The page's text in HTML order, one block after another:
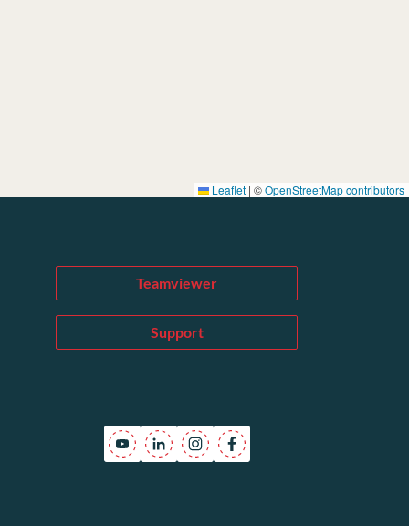
Leaflet | ©OpenStreetMap contributors
Teamviewer
Support